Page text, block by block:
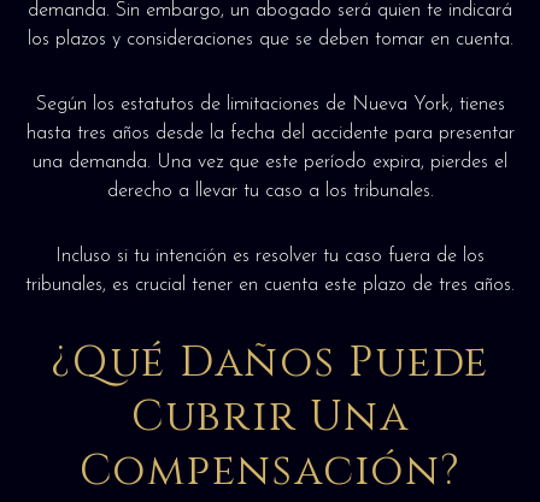
demanda. Sin embargo, un abogado será quien te indicará
los plazos y consideraciones que se deben tomar en cuenta.
Según los estatutos de limitaciones de Nueva York, tienes
hasta tres años desde la fecha del accidente para presentar
una demanda. Una vez que este período expira, pierdes el
derecho a llevar tu caso a los tribunales.
Incluso si tu intención es resolver tu caso fuera de los
tribunales, es crucial tener en cuenta este plazo de tres años.
¿Qué Daños Puede
Cubrir Una
Compensación?